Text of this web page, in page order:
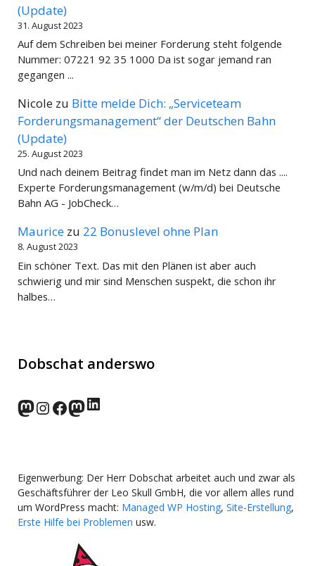
(Update)
31. August 2023
Auf dem Schreiben bei meiner Forderung steht folgende
Nummer: 07221 92 35 1000 Da ist sogar jemand ran
gegangen ...
Nicole zu Bitte melde Dich: „Serviceteam
Forderungsmanagement“ der Deutschen Bahn
(Update)
25. August 2023
Und nach deinem Beitrag findet man im Netz dann das ....
Experte Forderungsmanagement (w/m/d) bei Deutsche
Bahn AG - JobCheck…
Maurice zu 22 Bonuslevel ohne Plan
8. August 2023
Ein schöner Text. Das mit den Plänen ist aber auch
schwierig und mir sind Menschen suspekt, die schon ihr
halbes…
Dobschat anderswo
norden.social
Instagram
Facebook
wp-punks.social
LinkedIn
Eigenwerbung: Der Herr Dobschat arbeitet auch und zwar als
Geschäftsführer der Leo Skull GmbH, die vor allem alles rund
um WordPress macht: Managed WP Hosting, Site-Erstellung,
Erste Hilfe bei Problemen usw.